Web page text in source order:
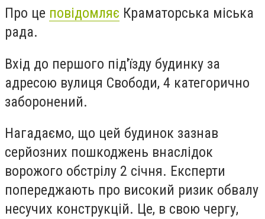
Про це повідомляє Краматорська міська
рада.
Вхід до першого під'їзду будинку за
адресою вулиця Свободи, 4 категорично
заборонений.
Нагадаємо, що цей будинок зазнав
серйозних пошкоджень внаслідок
ворожого обстрілу 2 січня. Експерти
попереджають про високий ризик обвалу
несучих конструкцій. Це, в свою чергу,